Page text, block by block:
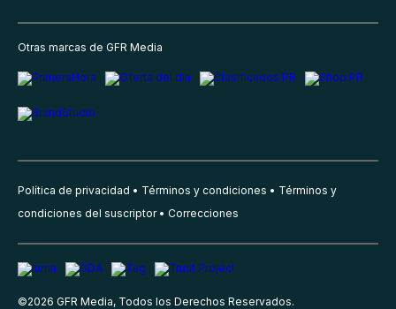
Otras marcas de GFR Media
Política de privacidad Términos y condiciones
Términos y
condiciones del suscriptor
Correcciones
©2026 GFR Media, Todos los Derechos Reservados.